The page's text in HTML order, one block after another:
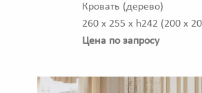
Кровать (дерево)
260 x 255 x h242 (200 x
Цена по запросу